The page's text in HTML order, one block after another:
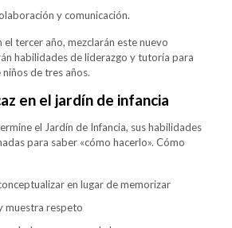
y comunicación.
el tercer año, mezclarán este nuevo
habilidades de liderazgo y tutoría para
de tres años.
en el jardín de infancia
el Jardín de Infancia, sus habilidades
para saber «cómo hacerlo». Cómo
en lugar de memorizar
muestra respeto